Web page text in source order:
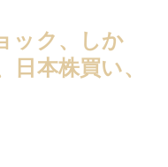
ック、しか
日本株買い、